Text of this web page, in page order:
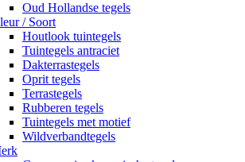
Oud Hollandse tegels
/ Soort
Houtlook tuintegels
Tuintegels antraciet
Dakterrastegels
Oprit tegels
Terrastegels
Rubberen tegels
Tuintegels met motief
Wildverbandtegels